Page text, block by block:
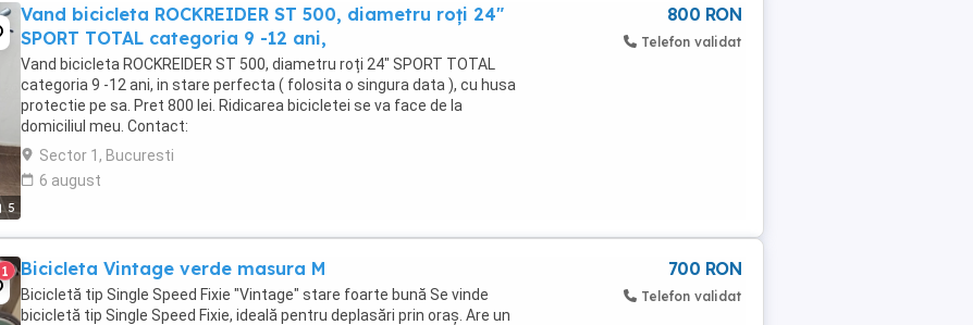
5
Vand bicicleta ROCKREIDER ST 500, diametru roți 24"
SPORT TOTAL categoria 9 -12 ani,
Vand bicicleta ROCKREIDER ST 500, diametru roți 24" SPORT TOTAL
categoria 9 -12 ani, in stare perfecta ( folosita o singura data ), cu husa
protectie pe sa. Pret 800 lei. Ridicarea bicicletei se va face de la
domiciliul meu. Contact:
Sector 1, Bucuresti
6 august
800 RON
Telefon validat
1 Bicicleta Vintage verde masura M
Bicicletă tip Single Speed Fixie "Vintage" stare foarte bună Se vinde
bicicletă tip Single Speed Fixie, ideală pentru deplasări prin oraș. Are un
700 RON
Telefon validat